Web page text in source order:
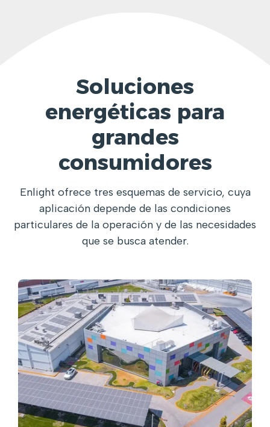
Soluciones
energéticas para
grandes
consumidores
Enlight ofrece tres esquemas de servicio, cuya
aplicación depende de las condiciones
particulares de la operación y de las necesidades
que se busca atender.